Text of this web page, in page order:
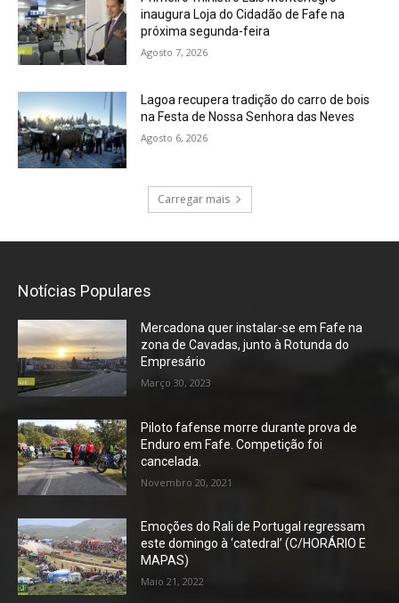
inaugura Loja do Cidadão de Fafe na
próxima segunda-feira
Agosto 7, 2026
Lagoa recupera tradição do carro de bois
na Festa de Nossa Senhora das Neves
Agosto 6, 2026
Carregar mais
Notícias Populares
Mercadona quer instalar-se em Fafe na
zona de Cavadas, junto à Rotunda do
Empresário
Março 30, 2023
Piloto fafense morre durante prova de
Enduro em Fafe. Competição foi
cancelada.
Novembro 20, 2021
Emoções do Rali de Portugal regressam
este domingo à ‘catedral’ (C/HORÁRIO E
MAPAS)
Maio 21, 2022